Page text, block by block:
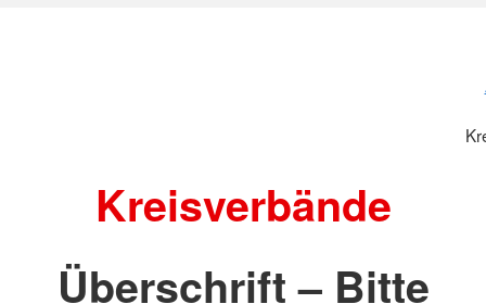
Kreisverbände
Überschrift – Bitte